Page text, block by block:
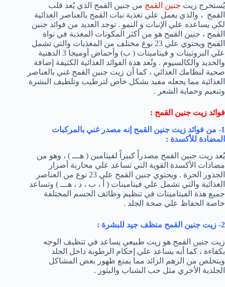
يُستخرج زيت جنين القمح من جنين القمح الذي يُعد قلب
القمح ، والذي يعمل علي تغذية نبات القمح بالعناصر الغذائية
لكي يساعده علي الإنبات و النمو . توجد العديد من فوائد جنين
القمح ، جنين القمح هو من أكثر المكونات المغذية في نواة
القمح ويحتوي علي 23 نوع مختلف من المغذيات والتي تشمل
علي البروتينات و فيتامينات ( ب) وأحماض أوميجا 3 الدهنية
والحديد والكالسيوم . وتُعد هذة الفوائد الغذائية الكثيفة إضافة
صحية لنظامك الغذائي ، كما أن زيت جنين القمح غني بالعناصر
الغذائية مما يجعله مفيد بشكل خاص لترطيب وتلطيف البشرة
وتنعيم وحماية الشعر .
فوائد زيت جنين القمح :
1- من فوائد زيت جنين القمح إنه مصدر غني بالمركبات
المضادة للأكسدة :
يُعد زيت جنين القمح مصدراً كبيراً لفيتامين ( هـــ ) ، وهو من
مضادات الأكسدة القوية التي تساعد علي محاربة أضرار
الجذور الحرة . ويحتوي جنين القمح علي 23 نوع من العناصر
الغذائية والتي تشمل علي فيتامينات ( أ ، ب ، د ، هـــ ) وتساعد
جميع هذة الفيتامينات في تنظيم وظائف الجسم المختلفة
خاصة الحفاظ علي صحة الجلد .
2- زيت جنين القمح منظف جيد للبشرة :
زيت جنين القمح هو زيت طبيعي يساعد في تنظيف الوجه
بكفاءة ، كما أنه يساعد علي إحكام الرطوبة داخل الجلد
ويتخلص من الزهم الزائد مما يمنع ظهور بعض المشاكل
الجلدية الأخري مثل حب الشباب والبثور .